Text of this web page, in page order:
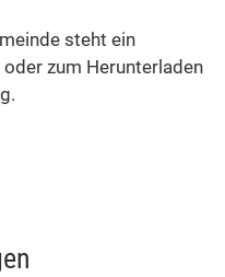
steht ein
zum Herunterladen